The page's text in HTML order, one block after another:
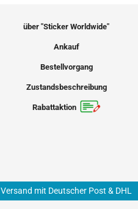
über "Sticker Worldwide"
Ankauf
Bestellvorgang
Zustandsbeschreibung
Rabattaktion
Versand mit Deutscher Post & DHL